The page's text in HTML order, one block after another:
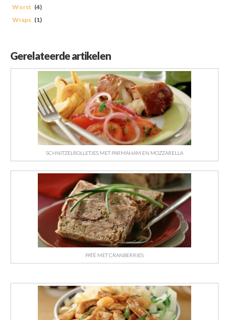
Worst (4)
Wraps (1)
Gerelateerde artikelen
SCHNITZELROLLETJES MET PARMAHAM EN MOZZARELLA
PATÉ MET CRANBERRIES